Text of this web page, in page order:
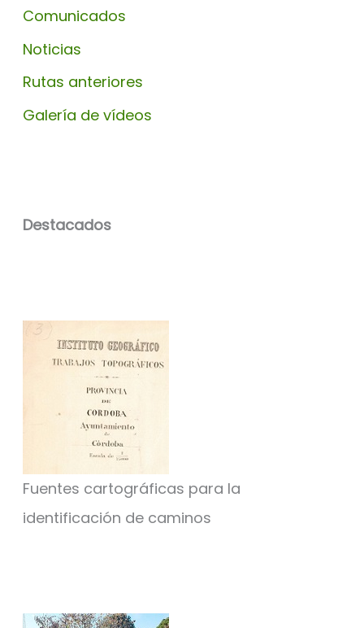
Comunicados
Noticias
Rutas anteriores
Galería de vídeos
Destacados
Fuentes cartográficas para la
identificación de caminos